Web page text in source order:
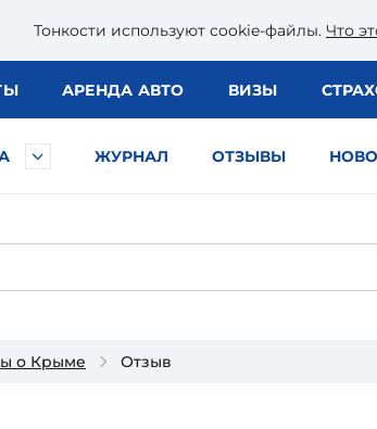
Тонкости используют сookie-файлы. Что
АРЕНДА АВТО ВИЗЫ
ЖУРНАЛ ОТЗЫВЫ
о Крыме Отзыв